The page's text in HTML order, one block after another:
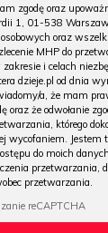
zgodę oraz
1, 01-538
oraz
MHP do
i celach
dzieje.pl od dnia
a, że mam
oraz że odwołanie
którego
wycofaniem. Jestem
do moich
przetwarzania,
przetwarzania.